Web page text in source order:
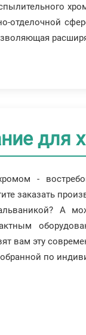
отделочной
для
-
заказать
А
вам эту
по